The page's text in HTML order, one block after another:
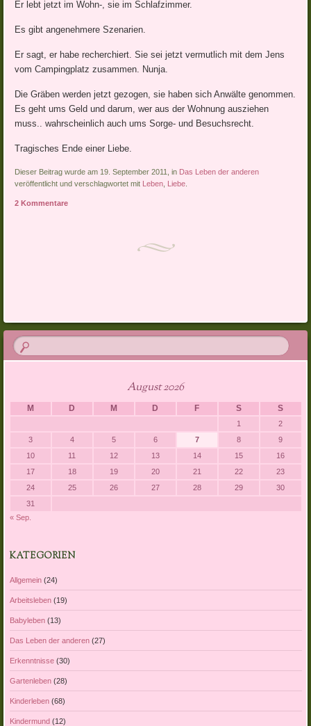
Er lebt jetzt im Wohn-, sie im Schlafzimmer.
Es gibt angenehmere Szenarien.
Er sagt, er habe recherchiert. Sie sei jetzt vermutlich mit dem Jens
vom Campingplatz zusammen. Nunja.
Die Gräben werden jetzt gezogen, sie haben sich Anwälte genommen.
Es geht ums Geld und darum, wer aus der Wohnung ausziehen
muss.. wahrscheinlich auch ums Sorge- und Besuchsrecht.
Tragisches Ende einer Liebe.
Dieser Beitrag wurde am 19. September 2011, in Das Leben der anderen
veröffentlicht und verschlagwortet mit Leben Liebe
2 Kommentare
August 2026
M D M D F S S
1
2
3
4 5 6 7 8
9
10
11 12 13 14 15
16
17
18 19 20 21 22
23
24
25 26 27 28 29
30
31
« Sep.
KATEGORIEN
Allgemein(24)
Arbeitsleben(19)
Babyleben(13)
Das Leben der anderen(27)
Erkenntnisse(30)
Gartenleben(28)
Kinderleben(68)
Kindermund(12)